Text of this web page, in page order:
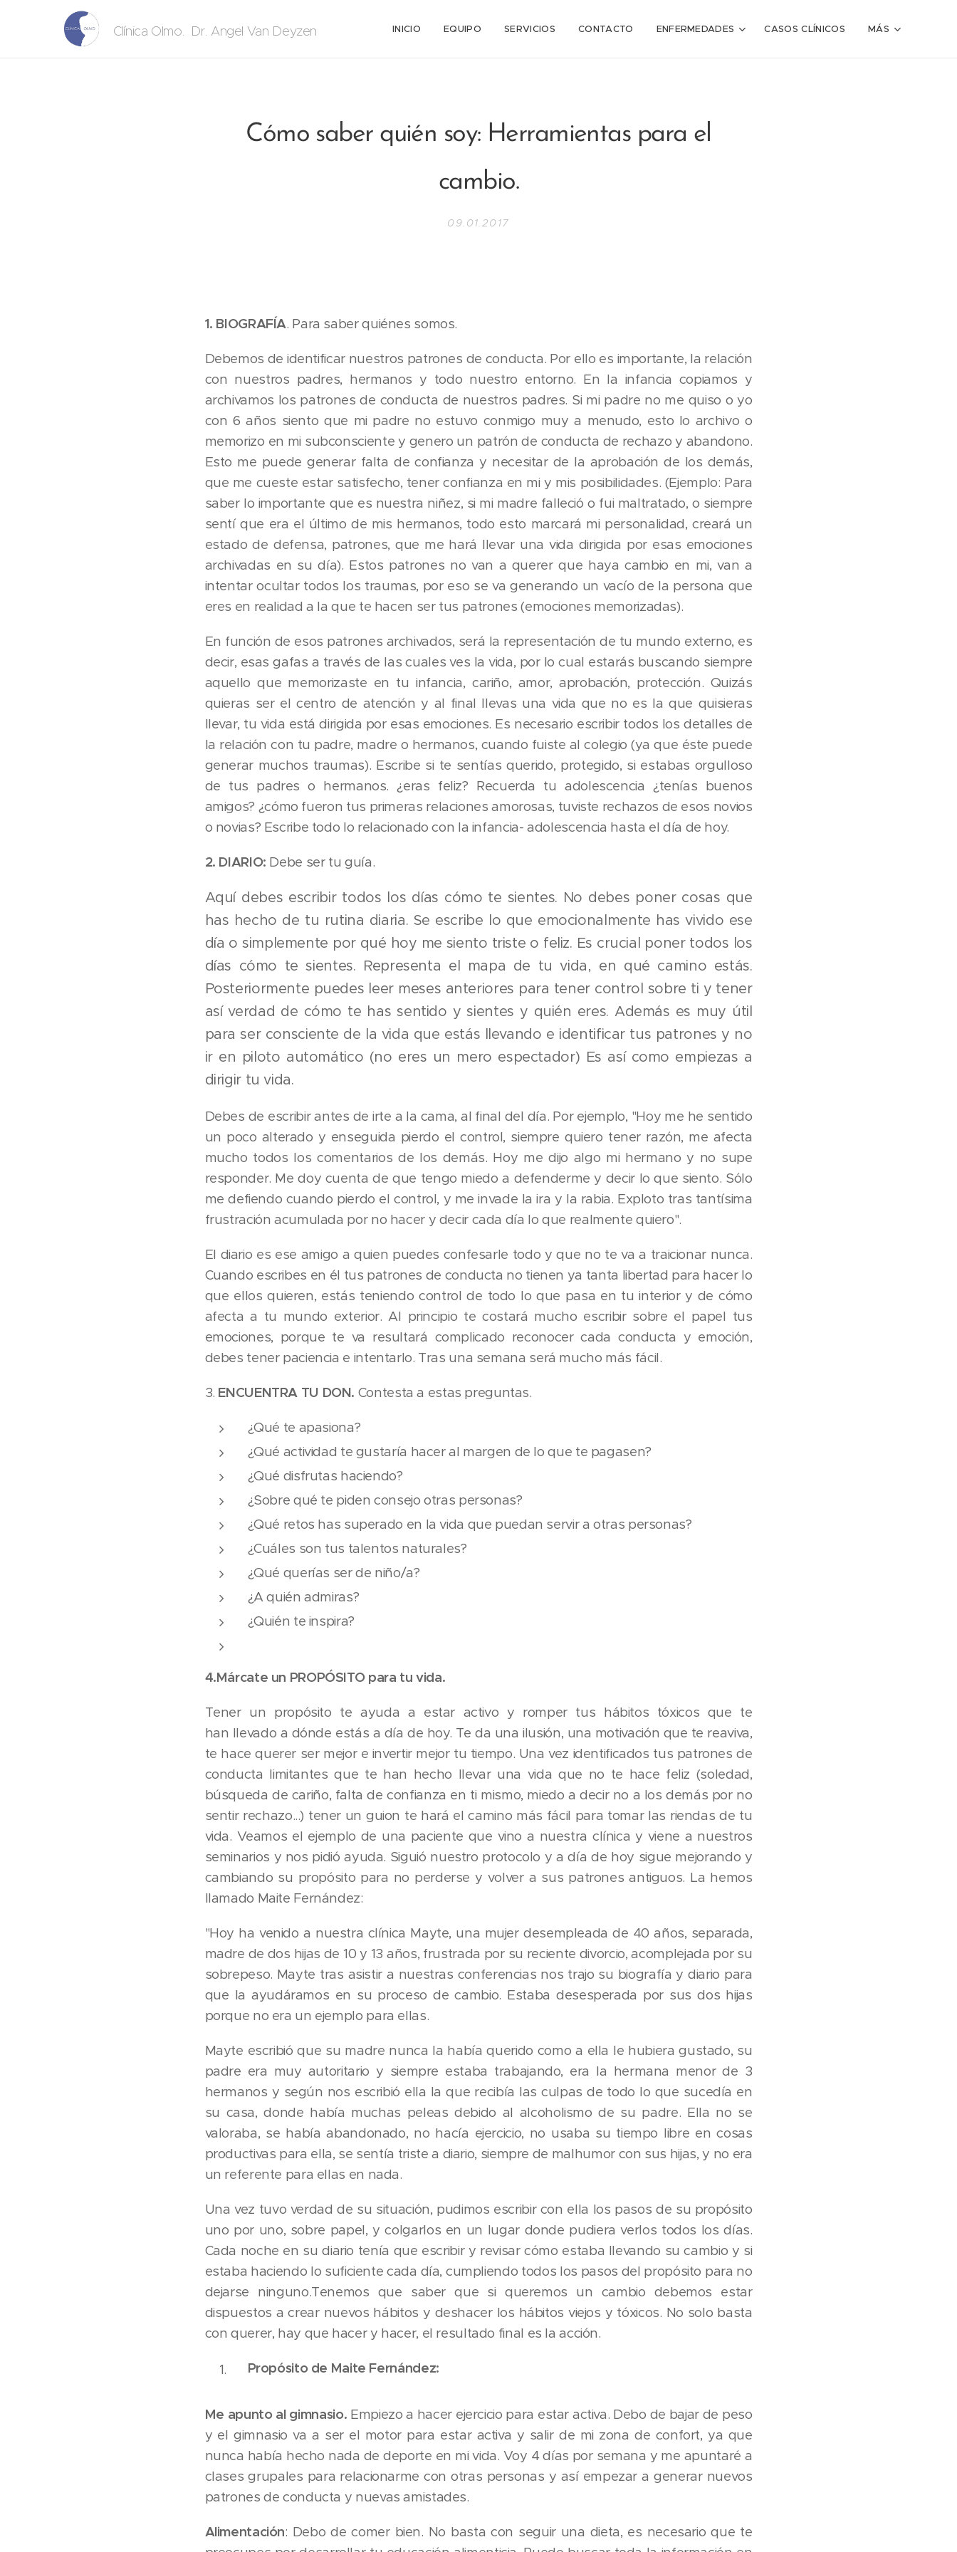
Clínica Olmo. Dr. Angel Van Deyzen INICIO EQUIPO SERVICIOS CONTACTO ENFERMEDADES CASOS CLÍNICOS MÁS
Cómo saber quién soy: Herramientas para el
cambio.
09.01.2017
1. BIOGRAFÍA. Para saber quiénes somos.
Debemos de identificar nuestros patrones de conducta. Por ello es importante, la relación
con nuestros padres, hermanos y todo nuestro entorno. En la infancia copiamos y
archivamos los patrones de conducta de nuestros padres. Si mi padre no me quiso o yo
con 6 años siento que mi padre no estuvo conmigo muy a menudo, esto lo archivo o
memorizo en mi subconsciente y genero un patrón de conducta de rechazo y abandono.
Esto me puede generar falta de confianza y necesitar de la aprobación de los demás,
que me cueste estar satisfecho, tener confianza en mi y mis posibilidades. (Ejemplo: Para
saber lo importante que es nuestra niñez, si mi madre falleció o fui maltratado, o siempre
sentí que era el último de mis hermanos, todo esto marcará mi personalidad, creará un
estado de defensa, patrones, que me hará llevar una vida dirigida por esas emociones
archivadas en su día). Estos patrones no van a querer que haya cambio en mi, van a
intentar ocultar todos los traumas, por eso se va generando un vacío de la persona que
eres en realidad a la que te hacen ser tus patrones (emociones memorizadas).
En función de esos patrones archivados, será la representación de tu mundo externo, es
decir, esas gafas a través de las cuales ves la vida, por lo cual estarás buscando siempre
aquello que memorizaste en tu infancia, cariño, amor, aprobación, protección. Quizás
quieras ser el centro de atención y al final llevas una vida que no es la que quisieras
llevar, tu vida está dirigida por esas emociones. Es necesario escribir todos los detalles de
la relación con tu padre, madre o hermanos, cuando fuiste al colegio (ya que éste puede
generar muchos traumas). Escribe si te sentías querido, protegido, si estabas orgulloso
de tus padres o hermanos. ¿eras feliz? Recuerda tu adolescencia ¿tenías buenos
amigos? ¿cómo fueron tus primeras relaciones amorosas, tuviste rechazos de esos novios
o novias? Escribe todo lo relacionado con la infancia- adolescencia hasta el día de hoy.
2. DIARIO: Debe ser tu guía.
Aquí debes escribir todos los días cómo te sientes. No debes poner cosas que
has hecho de tu rutina diaria. Se escribe lo que emocionalmente has vivido ese
día o simplemente por qué hoy me siento triste o feliz. Es crucial poner todos los
días cómo te sientes. Representa el mapa de tu vida, en qué camino estás.
Posteriormente puedes leer meses anteriores para tener control sobre ti y tener
así verdad de cómo te has sentido y sientes y quién eres. Además es muy útil
para ser consciente de la vida que estás llevando e identificar tus patrones y no
ir en piloto automático (no eres un mero espectador) Es así como empiezas a
dirigir tu vida.
Debes de escribir antes de irte a la cama, al final del día. Por ejemplo, "Hoy me he sentido
un poco alterado y enseguida pierdo el control, siempre quiero tener razón, me afecta
mucho todos los comentarios de los demás. Hoy me dijo algo mi hermano y no supe
responder. Me doy cuenta de que tengo miedo a defenderme y decir lo que siento. Sólo
me defiendo cuando pierdo el control, y me invade la ira y la rabia. Exploto tras tantísima
frustración acumulada por no hacer y decir cada día lo que realmente quiero".
El diario es ese amigo a quien puedes confesarle todo y que no te va a traicionar nunca.
Cuando escribes en él tus patrones de conducta no tienen ya tanta libertad para hacer lo
que ellos quieren, estás teniendo control de todo lo que pasa en tu interior y de cómo
afecta a tu mundo exterior. Al principio te costará mucho escribir sobre el papel tus
emociones, porque te va resultará complicado reconocer cada conducta y emoción,
debes tener paciencia e intentarlo. Tras una semana será mucho más fácil.
3. ENCUENTRA TU DON. Contesta a estas preguntas.
¿Qué te apasiona?
¿Qué actividad te gustaría hacer al margen de lo que te pagasen?
¿Qué disfrutas haciendo?
¿Sobre qué te piden consejo otras personas?
¿Qué retos has superado en la vida que puedan servir a otras personas?
¿Cuáles son tus talentos naturales?
¿Qué querías ser de niño/a?
¿A quién admiras?
¿Quién te inspira?
4.Márcate un PROPÓSITO para tu vida.
Tener un propósito te ayuda a estar activo y romper tus hábitos tóxicos que te
han llevado a dónde estás a día de hoy. Te da una ilusión, una motivación que te reaviva,
te hace querer ser mejor e invertir mejor tu tiempo. Una vez identificados tus patrones de
conducta limitantes que te han hecho llevar una vida que no te hace feliz (soledad,
búsqueda de cariño, falta de confianza en ti mismo, miedo a decir no a los demás por no
sentir rechazo...) tener un guion te hará el camino más fácil para tomar las riendas de tu
vida. Veamos el ejemplo de una paciente que vino a nuestra clínica y viene a nuestros
seminarios y nos pidió ayuda. Siguió nuestro protocolo y a día de hoy sigue mejorando y
cambiando su propósito para no perderse y volver a sus patrones antiguos. La hemos
llamado Maite Fernández:
"Hoy ha venido a nuestra clínica Mayte, una mujer desempleada de 40 años, separada,
madre de dos hijas de 10 y 13 años, frustrada por su reciente divorcio, acomplejada por su
sobrepeso. Mayte tras asistir a nuestras conferencias nos trajo su biografía y diario para
que la ayudáramos en su proceso de cambio. Estaba desesperada por sus dos hijas
porque no era un ejemplo para ellas.
Mayte escribió que su madre nunca la había querido como a ella le hubiera gustado, su
padre era muy autoritario y siempre estaba trabajando, era la hermana menor de 3
hermanos y según nos escribió ella la que recibía las culpas de todo lo que sucedía en
su casa, donde había muchas peleas debido al alcoholismo de su padre. Ella no se
valoraba, se había abandonado, no hacía ejercicio, no usaba su tiempo libre en cosas
productivas para ella, se sentía triste a diario, siempre de malhumor con sus hijas, y no era
un referente para ellas en nada.
Una vez tuvo verdad de su situación, pudimos escribir con ella los pasos de su propósito
uno por uno, sobre papel, y colgarlos en un lugar donde pudiera verlos todos los días.
Cada noche en su diario tenía que escribir y revisar cómo estaba llevando su cambio y si
estaba haciendo lo suficiente cada día, cumpliendo todos los pasos del propósito para no
dejarse ninguno.Tenemos que saber que si queremos un cambio debemos estar
dispuestos a crear nuevos hábitos y deshacer los hábitos viejos y tóxicos. No solo basta
con querer, hay que hacer y hacer, el resultado final es la acción.
Propósito de Maite Fernández:
Me apunto al gimnasio. Empiezo a hacer ejercicio para estar activa. Debo de bajar de peso
y el gimnasio va a ser el motor para estar activa y salir de mi zona de confort, ya que
nunca había hecho nada de deporte en mi vida. Voy 4 días por semana y me apuntaré a
clases grupales para relacionarme con otras personas y así empezar a generar nuevos
patrones de conducta y nuevas amistades.
Alimentación: Debo de comer bien. No basta con seguir una dieta, es necesario que te